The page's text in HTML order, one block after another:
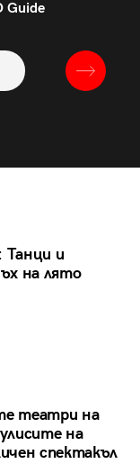
Guide
Танци и
на лято
театри на
на
спектакъл